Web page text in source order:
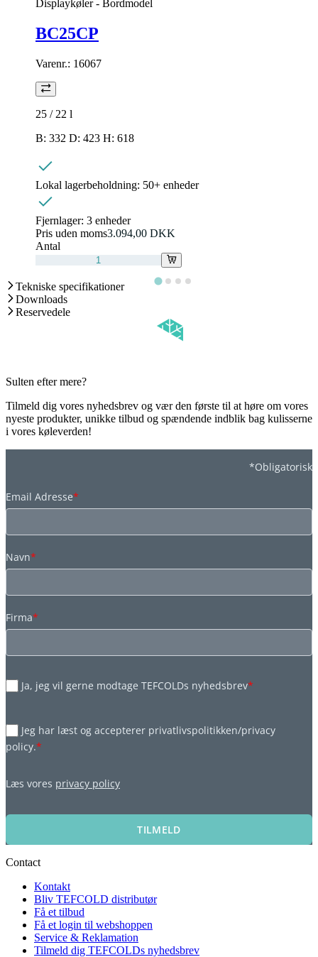
Displaykøler - Bordmodel
BC25CP
Varenr.: 16067
25 / 22 l
B: 332 D: 423 H: 618
Lokal lagerbeholdning: 50+ enheder
Fjernlager: 3 enheder
Pris uden moms3.094,00 DKK
Antal
Tekniske specifikationer
Downloads
Reservedele
Sulten efter mere?
Tilmeld dig vores nyhedsbrev og vær den første til at høre om vores
nyeste produkter, unikke tilbud og spændende indblik bag kulisserne
i vores køleverden!
*Obligatorisk
Email Adresse*
Navn*
Firma*
Ja, jeg vil gerne modtage TEFCOLDs nyhedsbrev*
Jeg har læst og accepterer privatlivspolitikken/privacy
policy.*
Læs vores privacy policy
TILMELD
Contact
Kontakt
Bliv TEFCOLD distributør
Få et tilbud
Få et login til webshoppen
Service & Reklamation
Tilmeld dig TEFCOLDs nyhedsbrev